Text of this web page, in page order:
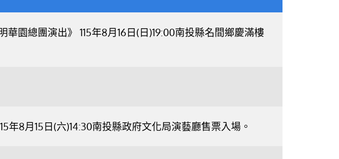
園總團演出》 115年8月16日(日)19:00南投縣名間鄉慶滿樓
8月15日(六)14:30南投縣政府文化局演藝廳售票入場。